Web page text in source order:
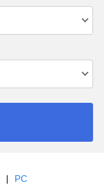
| PC